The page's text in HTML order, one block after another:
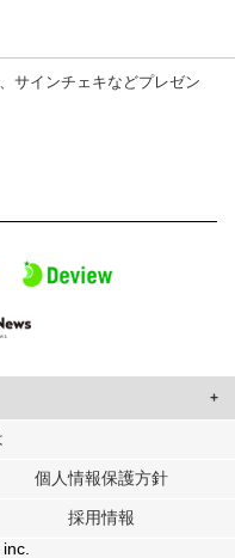
サインチェキなどプレゼン
に合わせたコンテンツや広告の
ーに提供しています。
トナーに提供した他の情報や、
個人情報保護方針
採用情報